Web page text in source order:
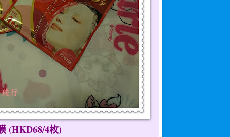
(HKD68/4枚)